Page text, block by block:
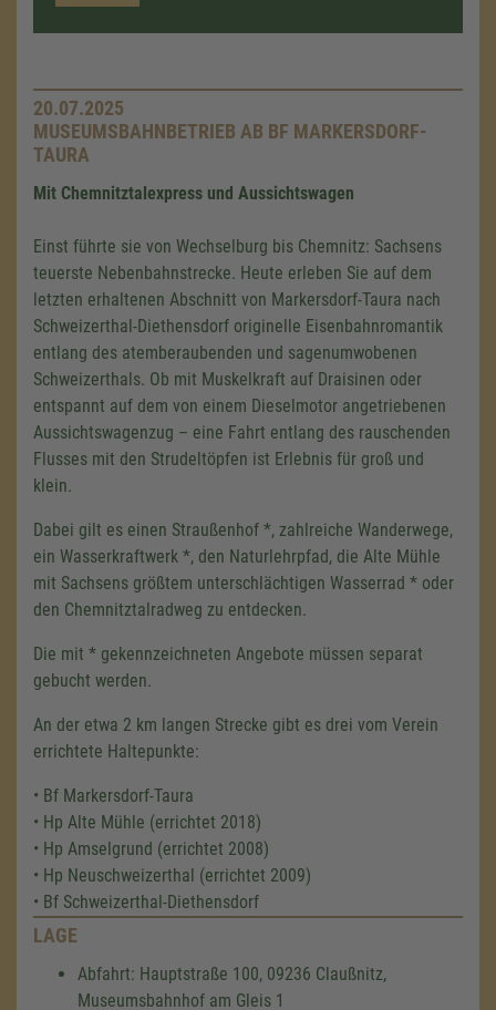
20.07.2025
MUSEUMSBAHNBETRIEB AB BF MARKERSDORF-
TAURA
Mit Chemnitztalexpress und Aussichtswagen
Einst führte sie von Wechselburg bis Chemnitz: Sachsens
teuerste Nebenbahnstrecke. Heute erleben Sie auf dem
letzten erhaltenen Abschnitt von Markersdorf-Taura nach
Schweizerthal-Diethensdorf originelle Eisenbahnromantik
entlang des atemberaubenden und sagenumwobenen
Schweizerthals. Ob mit Muskelkraft auf Draisinen oder
entspannt auf dem von einem Dieselmotor angetriebenen
Aussichtswagenzug – eine Fahrt entlang des rauschenden
Flusses mit den Strudeltöpfen ist Erlebnis für groß und
klein.
Dabei gilt es einen Straußenhof *, zahlreiche Wanderwege,
ein Wasserkraftwerk *, den Naturlehrpfad, die Alte Mühle
mit Sachsens größtem unterschlächtigen Wasserrad * oder
den Chemnitztalradweg zu entdecken.
Die mit * gekennzeichneten Angebote müssen separat
gebucht werden.
An der etwa 2 km langen Strecke gibt es drei vom Verein
errichtete Haltepunkte:
• Bf Markersdorf-Taura
• Hp Alte Mühle (errichtet 2018)
• Hp Amselgrund (errichtet 2008)
• Hp Neuschweizerthal (errichtet 2009)
• Bf Schweizerthal-Diethensdorf
LAGE
Abfahrt: Hauptstraße 100, 09236 Claußnitz,
Museumsbahnhof am Gleis 1